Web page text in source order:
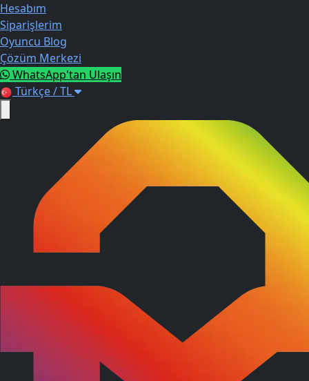
Hesabım
Siparişlerim
Oyuncu Blog
Çözüm Merkezi
WhatsApp'tan Ulaşın
Türkçe / TL